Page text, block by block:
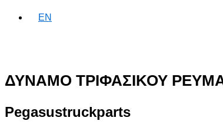
EN
ΔΥΝΑΜΟ ΤΡΙΦΑΣΙΚΟΥ
Pegasustruckparts